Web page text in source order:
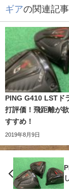
ギアの関連記事
PING G410 LSTド
打評価！飛距離が
すすめ！
2019年8月9日